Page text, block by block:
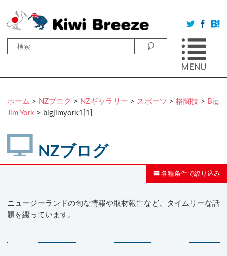
ホーム > NZブログ > NZギャラリー > スポーツ > 格闘技 > Big
Jim York > bigjimyork1[1]
NZブログ
各種条件で絞り込み
ニュージーランドの旬な情報や取材報告など、タイムリーな話
題を綴っています。